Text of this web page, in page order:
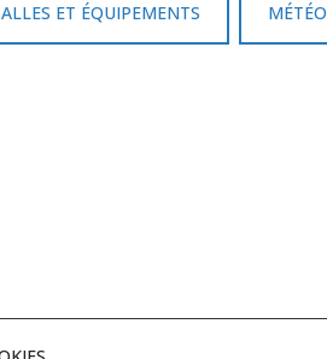
ET ÉQUIPEMENTS MÉTÉO